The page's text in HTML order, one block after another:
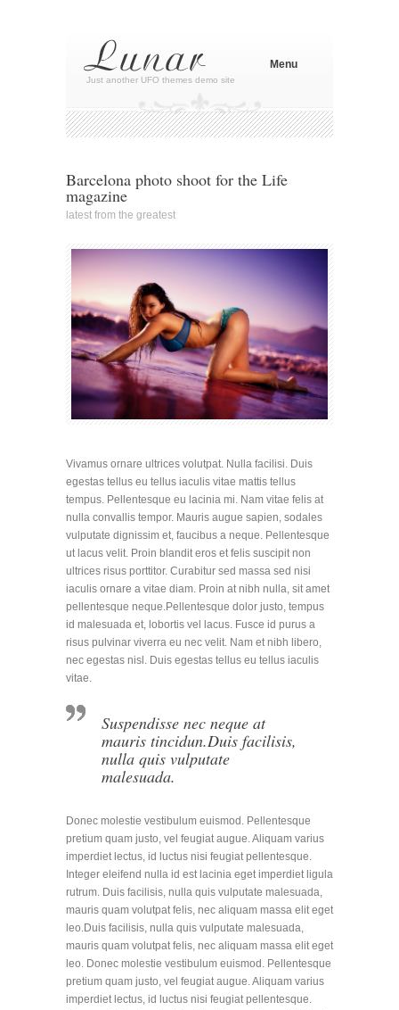
Just another UFO themes demo site
Menu
Barcelona photo shoot for the Life
magazine
latest from the greatest
Vivamus ornare ultrices volutpat. Nulla facilisi. Duis
egestas tellus eu tellus iaculis vitae mattis tellus
tempus. Pellentesque eu lacinia mi. Nam vitae felis at
nulla convallis tempor. Mauris augue sapien, sodales
vulputate dignissim et, faucibus a neque. Pellentesque
ut lacus velit. Proin blandit eros et felis suscipit non
ultrices risus porttitor. Curabitur sed massa sed nisi
iaculis ornare a vitae diam. Proin at nibh nulla, sit amet
pellentesque neque.Pellentesque dolor justo, tempus
id malesuada et, lobortis vel lacus. Fusce id purus a
risus pulvinar viverra eu nec velit. Nam et nibh libero,
nec egestas nisl. Duis egestas tellus eu tellus iaculis
vitae.
Suspendisse nec neque at
mauris tincidun.Duis facilisis,
nulla quis vulputate
malesuada.
Donec molestie vestibulum euismod. Pellentesque
pretium quam justo, vel feugiat augue. Aliquam varius
imperdiet lectus, id luctus nisi feugiat pellentesque.
Integer eleifend nulla id est lacinia eget imperdiet ligula
rutrum. Duis facilisis, nulla quis vulputate malesuada,
mauris quam volutpat felis, nec aliquam massa elit eget
leo.Duis facilisis, nulla quis vulputate malesuada,
mauris quam volutpat felis, nec aliquam massa elit eget
leo. Donec molestie vestibulum euismod. Pellentesque
pretium quam justo, vel feugiat augue. Aliquam varius
imperdiet lectus, id luctus nisi feugiat pellentesque.